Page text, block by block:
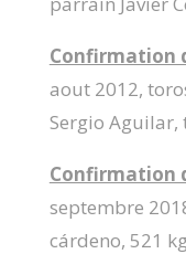
Confirmation
aout 2012,
Sergio Aguilar,
Confirmation
septembre
cárdeno, 521